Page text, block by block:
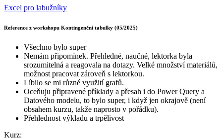
Excel pro labužníky
Reference z workshopu Kontingenční tabulky (05/2025)
Všechno bylo super
Nemám připomínek. Přehledné, naučné, lektorka byla
srozumitelná a reagovala na dotazy. Velké množství materiálů,
možnost pracovat zároveň s lektorkou.
Líbilo se mi různé využití grafů.
Oceňuju připravené příklady a přesah i do Power Query a
Datového modelu, to bylo super, i když jen okrajově (není
obsahem kurzu, takže naprosto v pořádku).
Přehlednost výkladu a trpělivost
Kurz: